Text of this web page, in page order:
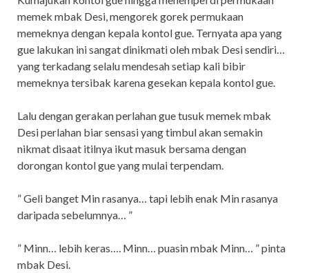
memek mbak Desi, mengorek gorek permukaan
memeknya dengan kepala kontol gue. Ternyata apa yang
gue lakukan ini sangat dinikmati oleh mbak Desi sendiri…
yang terkadang selalu mendesah setiap kali bibir
memeknya tersibak karena gesekan kepala kontol gue.
Lalu dengan gerakan perlahan gue tusuk memek mbak
Desi perlahan biar sensasi yang timbul akan semakin
nikmat disaat itilnya ikut masuk bersama dengan
dorongan kontol gue yang mulai terpendam.
” Geli banget Min rasanya… tapi lebih enak Min rasanya
daripada sebelumnya… ”
” Minn… lebih keras…. Minn… puasin mbak Minn… ” pinta
mbak Desi.